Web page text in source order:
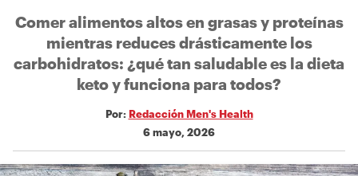
Comer alimentos altos en grasas y proteínas
mientras reduces drásticamente los
carbohidratos: ¿qué tan saludable es la dieta
keto y funciona para todos?
Por: Redacción Men's Health
6 mayo, 2026